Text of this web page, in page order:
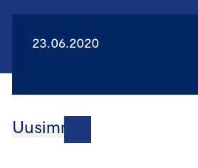
23.06.2020
Uusimmat